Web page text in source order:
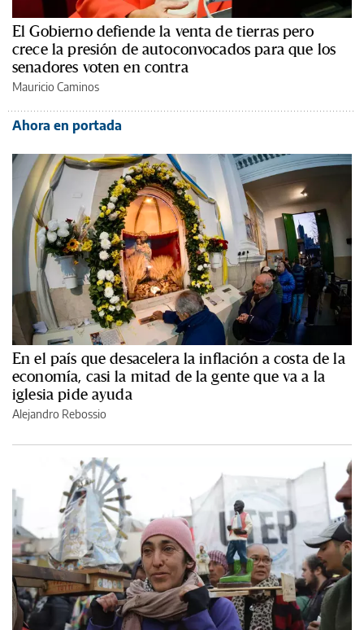
El Gobierno defiende la venta de tierras pero
crece la presión de autoconvocados para que los
senadores voten en contra
Mauricio Caminos
Ahora en portada
En el país que desacelera la inflación a costa de la
economía, casi la mitad de la gente que va a la
iglesia pide ayuda
Alejandro Rebossio